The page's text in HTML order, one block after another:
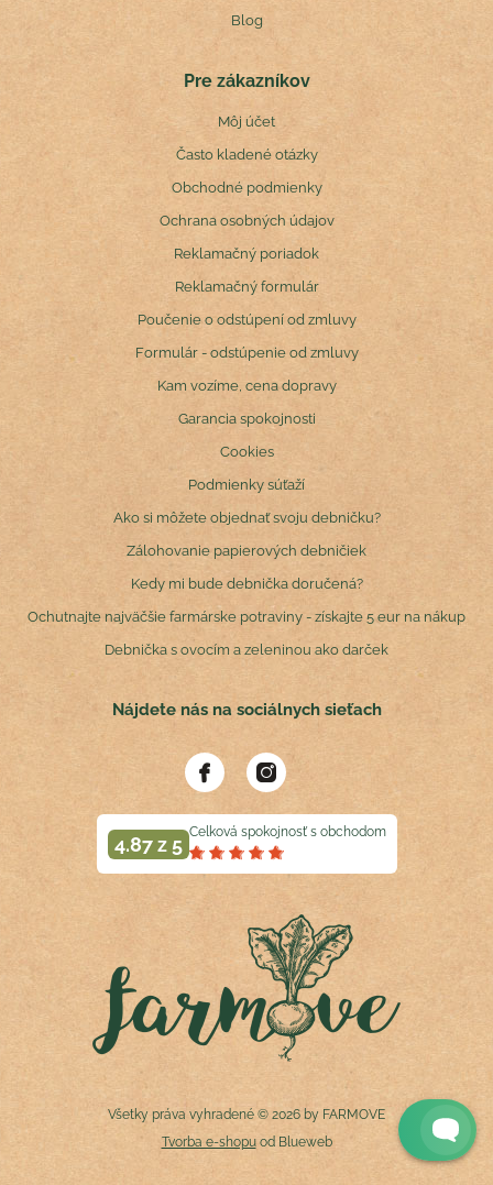
Blog
Pre zákazníkov
Môj účet
Často kladené otázky
Obchodné podmienky
Ochrana osobných údajov
Reklamačný poriadok
Reklamačný formulár
Poučenie o odstúpení od zmluvy
Formulár - odstúpenie od zmluvy
Kam vozíme, cena dopravy
Garancia spokojnosti
Cookies
Podmienky súťaží
Ako si môžete objednať svoju debničku?
Zálohovanie papierových debničiek
Kedy mi bude debnička doručená?
Ochutnajte najväčšie farmárske potraviny - získajte 5 eur na nákup
Debnička s ovocím a zeleninou ako darček
Nájdete nás na sociálnych sieťach
4.87 z 5
Celková spokojnosť s obchodom
Všetky práva vyhradené © 2026 by FARMOVE
Tvorba e-shopuod Blueweb